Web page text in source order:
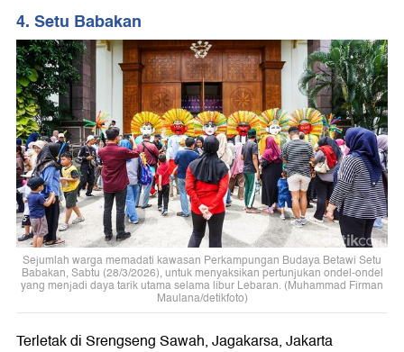
4. Setu Babakan
Sejumlah warga memadati kawasan Perkampungan Budaya Betawi Setu
Babakan, Sabtu (28/3/2026), untuk menyaksikan pertunjukan ondel-ondel
yang menjadi daya tarik utama selama libur Lebaran. (Muhammad Firman
Maulana/detikfoto)
Terletak di Srengseng Sawah, Jagakarsa, Jakarta